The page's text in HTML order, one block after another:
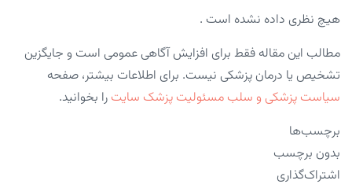
هیچ نظری داده نشده است .
مطالب این مقاله فقط برای افزایش آگاهی عمومی است و جایگزین
تشخیص یا درمان پزشکی نیست. برای اطلاعات بیشتر، صفحه
سیاست پزشکی و سلب مسئولیت پزشک سایت را بخوانید.
برچسب‌ها
بدون برچسب
اشتراک‌گذاری